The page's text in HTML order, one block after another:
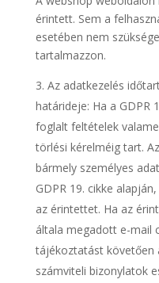
érintett. Sem a
esetében nem
tartalmazzon.
Az adatkezelés
határideje: Ha a GDPR
foglalt feltételek
törlési kérelméig tart.
bármely személyes
GDPR 19. cikke
az érintettet. Ha az
általa megadott e-mail
tájékoztatást követően
számviteli bizonylatok